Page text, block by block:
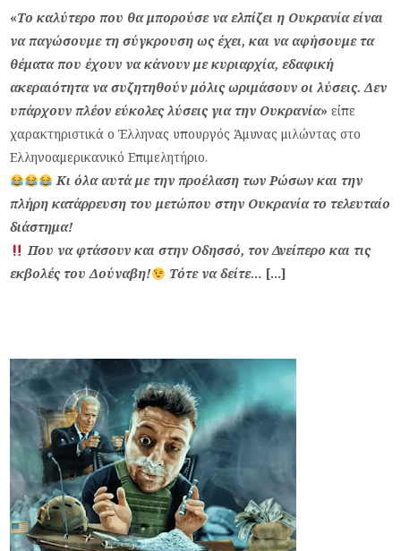
«Το καλύτερο που θα μπορούσε να ελπίζει η Ουκρανία είναι
να παγώσουμε τη σύγκρουση ως έχει, και να αφήσουμε τα
θέματα που έχουν να κάνουν με κυριαρχία, εδαφική
ακεραιότητα να συζητηθούν μόλις ωριμάσουν οι λύσεις. Δεν
υπάρχουν πλέον εύκολες λύσεις για την Ουκρανία» είπε
χαρακτηριστικά ο Έλληνας υπουργός Άμυνας μιλώντας στο
Ελληνοαμερικανικό Επιμελητήριο.
Κι όλα αυτά με την προέλαση των Ρώσων και την
πλήρη κατάρρευση του μετώπου στην Ουκρανία το τελευταίο
διάστημα!
Που να φτάσουν και στην Οδησσό, τον Δνείπερο και τις
εκβολές του Δούναβη!
Τότε να δείτε… […]